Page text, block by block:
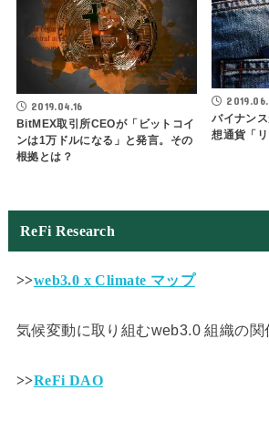
2019.04.16
BitMEX取引所CEOが「ビットコイ
ンは1万ドルになる」と発言。その
根拠とは？
バイナン
想通貨「
ReFi Research
>>web3.0 x Climate マップ
気候変動に取り組むweb3.0 組織の関
>>ReFi DAO